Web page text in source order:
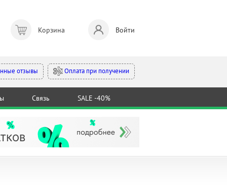
Корзина Войти
отзывы Оплата при получении
Связь SALE -40%